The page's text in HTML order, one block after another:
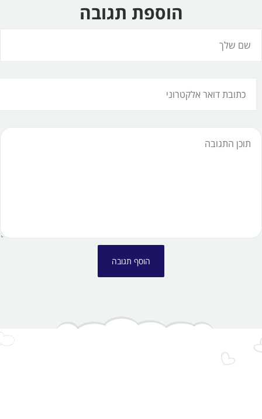
הוספת תגובה